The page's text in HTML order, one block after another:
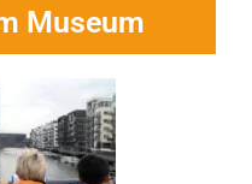
Museum